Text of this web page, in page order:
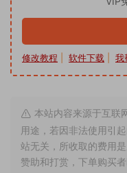
修改教程 软件下载 我
本站内容来源于互联
用途，若因非法使用引
站无关，所收取的费用
赞助和打赏，下单购买